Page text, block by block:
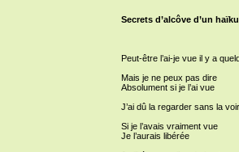
Secrets d’alcôve d’un haïku
Peut-être l’ai-je vue il y a
Mais je ne peux pas dire
Absolument si je l’ai vue
J’ai dû la regarder sans la voir
Si je l’avais vraiment vue
Je l’aurais libérée